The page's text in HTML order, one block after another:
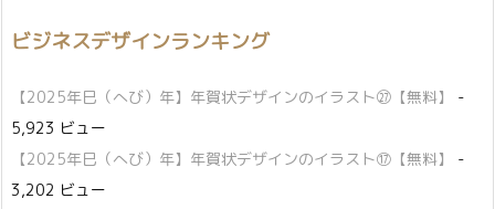
ビジネスデザインランキング
【2025年巳（へび）年】年賀状デザインのイラスト㉗【無料】
-
5,923 ビュー
【2025年巳（へび）年】年賀状デザインのイラスト⑰【無料】
-
3,202 ビュー